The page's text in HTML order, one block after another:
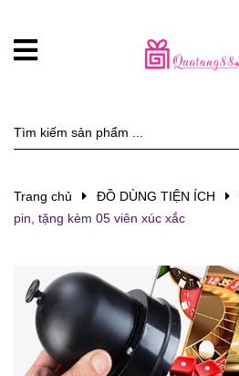
Trang chủ ĐỒ DÙNG TIỆN ÍCH
pin, tặng kèm 05 viên xúc xắc